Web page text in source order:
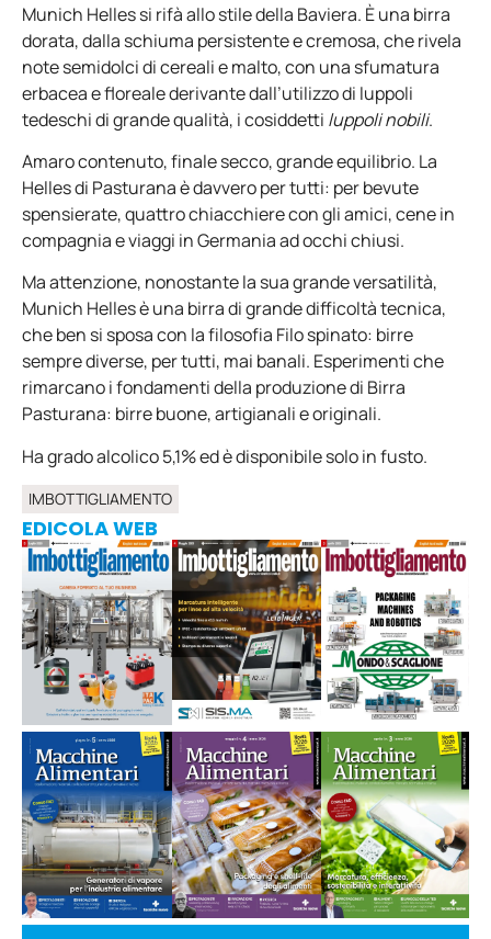
Munich Helles si rifà allo stile della Baviera. È una birra
dorata, dalla schiuma persistente e cremosa, che rivela
note semidolci di cereali e malto, con una sfumatura
erbacea e floreale derivante dall’utilizzo di luppoli
tedeschi di grande qualità, i cosiddetti luppoli nobili.
Amaro contenuto, finale secco, grande equilibrio. La
Helles di Pasturana è davvero per tutti: per bevute
spensierate, quattro chiacchiere con gli amici, cene in
compagnia e viaggi in Germania ad occhi chiusi.
Ma attenzione, nonostante la sua grande versatilità,
Munich Helles è una birra di grande difficoltà tecnica,
che ben si sposa con la filosofia Filo spinato: birre
sempre diverse, per tutti, mai banali. Esperimenti che
rimarcano i fondamenti della produzione di Birra
Pasturana: birre buone, artigianali e originali.
Ha grado alcolico 5,1% ed è disponibile solo in fusto.
IMBOTTIGLIAMENTO
EDICOLA WEB